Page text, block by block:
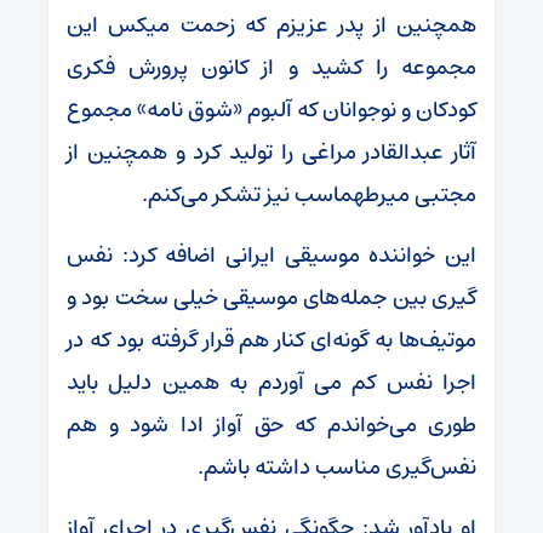
همچنین از پدر عزیزم که زحمت میکس این
مجموعه را کشید و از کانون پرورش فکری
کودکان و نوجوانان که آلبوم «شوق نامه» مجموع
آثار عبدالقادر مراغی را تولید کرد و همچنین از
مجتبی میرطهماسب نیز تشکر می‌کنم.
این خواننده موسیقی ایرانی اضافه کرد: نفس
گیری بین جمله‌های موسیقی خیلی سخت بود و
موتیف‌ها به گونه‌ای کنار هم قرار گرفته بود که در
اجرا نفس کم می آوردم به همین دلیل باید
طوری می‌خواندم که حق آواز ادا شود و هم
نفس‌گیری مناسب داشته باشم.